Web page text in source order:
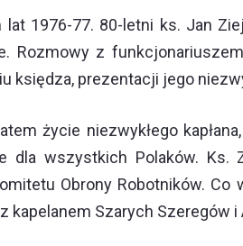
lat 1976-77. 80-letni ks. Jan
Rozmowy z
księdza, prezentacji jego
życie niezwykłego
dla wszystkich Polaków. Ks.
Obrony Robotników. Co
kapelanem Szarych Szeregów